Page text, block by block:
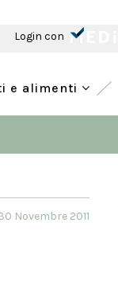
Login con
e alimenti
Novembre 2011